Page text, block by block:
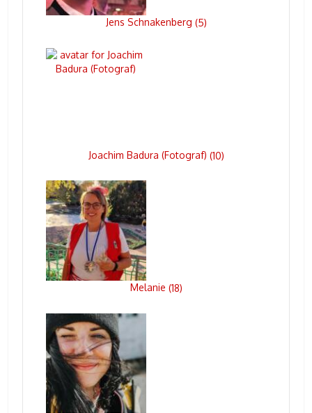
Jens Schnakenberg (5)
Joachim Badura (Fotograf) (10)
Melanie (18)